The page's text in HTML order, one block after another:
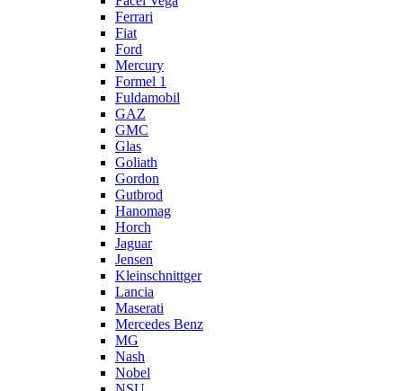
Ferrari
Fiat
Ford
Mercury
Formel 1
Fuldamobil
GAZ
GMC
Glas
Goliath
Gordon
Gutbrod
Hanomag
Horch
Jaguar
Jensen
Kleinschnittger
Lancia
Maserati
Mercedes Benz
MG
Nash
Nobel